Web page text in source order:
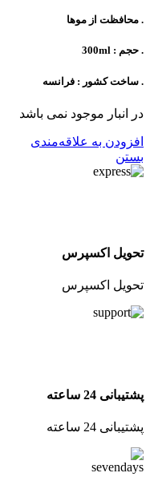
. محافظت از موها
. حجم : 300ml
. ساخت کشور : فرانسه
در انبار موجود نمی باشد
افزودن به علاقه‌مندی
بستن
تحویل اکسپرس
تحویل اکسپرس
پشتیبانی 24 ساعته
پشتیبانی 24 ساعته